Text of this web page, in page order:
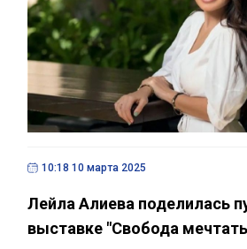
10:18 10 марта 2025
Лейла Алиева поделилась
выставке "Свобода